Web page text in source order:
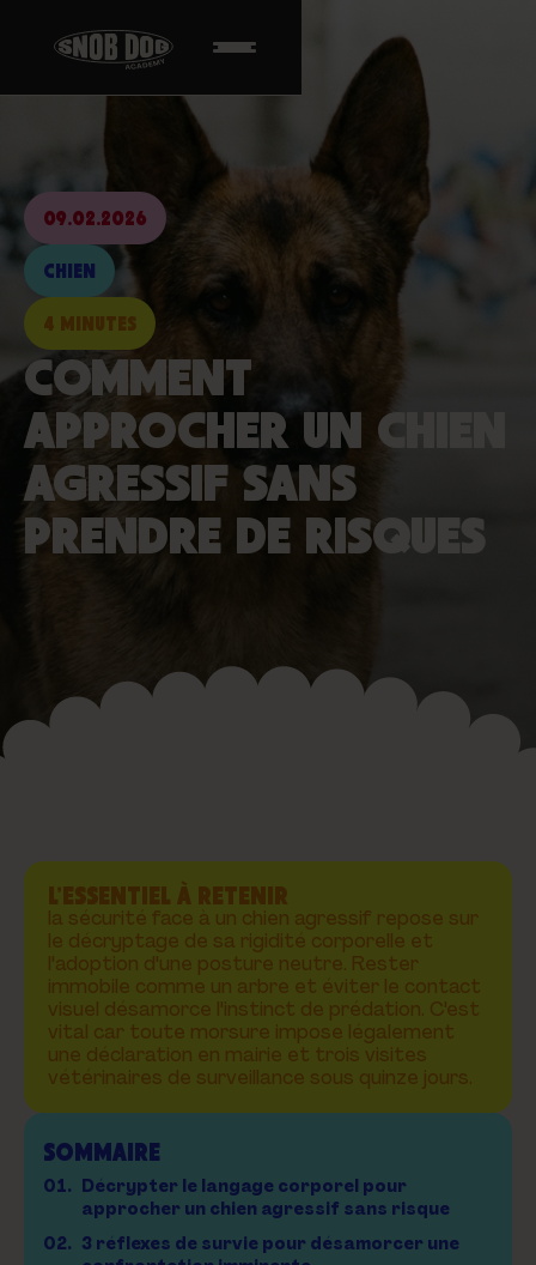
09.02.2026
CHIEN
4 MINUTES
COMMENT
APPROCHER UN CHIEN
AGRESSIF SANS
PRENDRE DE RISQUES
L’ESSENTIEL À RETENIR
la sécurité face à un chien agressif repose sur
le décryptage de sa rigidité corporelle et
l'adoption d'une posture neutre. Rester
immobile comme un arbre et éviter le contact
visuel désamorce l'instinct de prédation. C'est
vital car toute morsure impose légalement
une déclaration en mairie et trois visites
vétérinaires de surveillance sous quinze jours.
SOMMAIRE
01. Décrypter le langage corporel pour
approcher un chien agressif sans risque
02. 3 réflexes de survie pour désamorcer une